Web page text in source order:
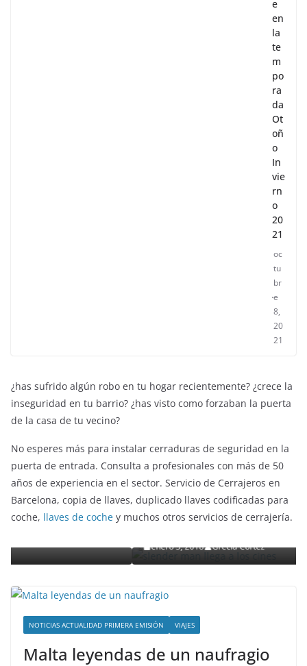
e
en
la
te
m
po
ra
da
Ot
oñ
o
In
vie
rn
o
20
21
oc
tu
br
e
8,
20
21
¿has sufrido algún robo en tu hogar recientemente? ¿crece la
inseguridad en tu barrio? ¿has visto como forzaban la puerta
de la casa de tu vecino?
No esperes más para instalar cerraduras de seguridad en la
puerta de entrada. Consulta a profesionales con más de 50
años de experiencia en el sector. Servicio de Cerrajeros en
Barcelona, copia de llaves, duplicado llaves codificadas para
coche, llaves de coche y muchos otros servicios de cerrajería.
ENTRETENIMIENTO Y CURIOSIDADES LIBROS CINE Y TV
Slender Man llega al cine y te mostramos
detalles
enero 3, 2018 Grecia Cortez
NOTICIAS ACTUALIDAD PRIMERA EMISIÓN VIAJES
Malta leyendas de un naufragio